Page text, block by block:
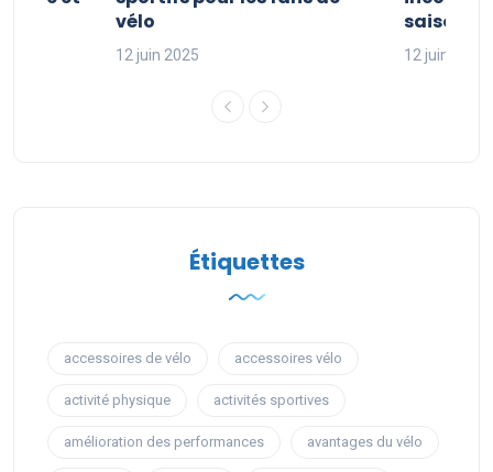
vélo
12 juin 2025
saison
12 juin 2025
Étiquettes
accessoires de vélo accessoires vélo
activité physique activités sportives
amélioration des performances avantages du vélo